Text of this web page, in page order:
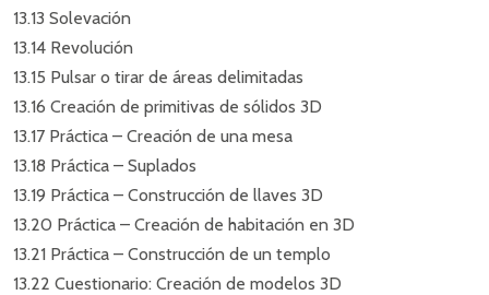
13.13 Solevación
13.14 Revolución
13.15 Pulsar o tirar de áreas delimitadas
13.16 Creación de primitivas de sólidos 3D
13.17 Práctica – Creación de una mesa
13.18 Práctica – Suplados
13.19 Práctica – Construcción de llaves 3D
13.20 Práctica – Creación de habitación en 3D
13.21 Práctica – Construcción de un templo
13.22 Cuestionario: Creación de modelos 3D